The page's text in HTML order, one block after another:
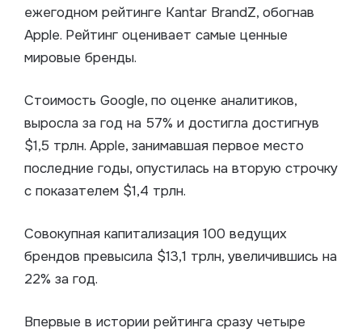
ежегодном рейтинге Kantar BrandZ, обогнав
Apple. Рейтинг оценивает самые ценные
мировые бренды.
Стоимость Google, по оценке аналитиков,
выросла за год на 57% и достигла достигнув
$1,5 трлн. Apple, занимавшая первое место
последние годы, опустилась на вторую строчку
с показателем $1,4 трлн.
Совокупная капитализация 100 ведущих
брендов превысила $13,1 трлн, увеличившись на
22% за год.
Впервые в истории рейтинга сразу четыре